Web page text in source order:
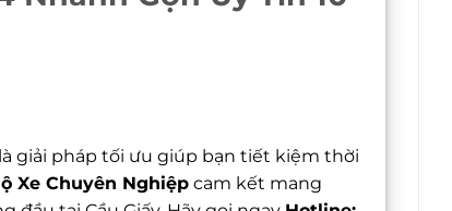
giải pháp tối ưu giúp bạn tiết kiệm thời
Xe Chuyên Nghiệp cam kết mang